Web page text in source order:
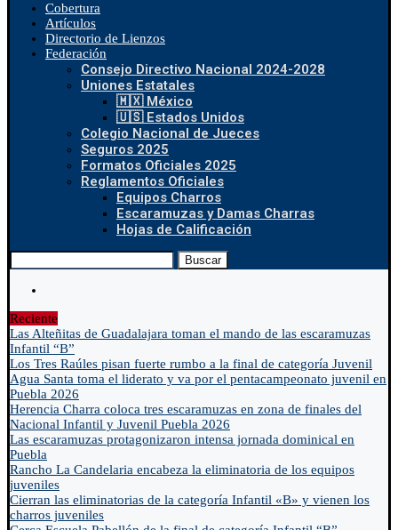
Cobertura
Artículos
Directorio de Lienzos
Federación
Consejo Directivo Nacional 2024-2028
Uniones Estatales
🇲🇽 México
🇺🇸 Estados Unidos
Colegio Nacional de Jueces
Seguros 2025
Formatos Oficiales 2025
Reglamentos Oficiales
Equipos Charros
Escaramuzas y Damas Charras
Hojas de Calificación
Buscar
Reciente
Las Alteñitas de Guadalajara toman el mando de las escaramuzas
Infantil “B”
Los Tres Raúles pisan fuerte rumbo a la final de categoría Juvenil
Agua Santa toma el liderato y va por el pentacampeonato juvenil en
Puebla 2026
Herencia Charra coloca tres escaramuzas en zona de finales del
Nacional Infantil y Juvenil Puebla 2026
Las escaramuzas protagonizaron intensa jornada dominical en
Puebla
Rancho La Candelaria encabeza la eliminatoria de los equipos
juveniles
Cierran las eliminatorias de la categoría Infantil «B» y vienen los
charros juveniles